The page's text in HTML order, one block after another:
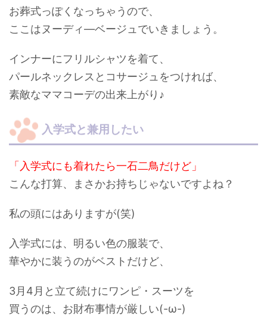
お葬式っぽくなっちゃうので、
ここはヌーディ―ベージュでいきましょう。
インナーにフリルシャツを着て、
パールネックレスとコサージュをつければ、
素敵なママコーデの出来上がり♪
入学式と兼用したい
「入学式にも着れたら一石二鳥だけど」
こんな打算、まさかお持ちじゃないですよね？
私の頭にはありますが(笑)
入学式には、明るい色の服装で、
華やかに装うのがベストだけど、
3月4月と立て続けにワンピ・スーツを
買うのは、 お財布事情が厳しい(-ω-)